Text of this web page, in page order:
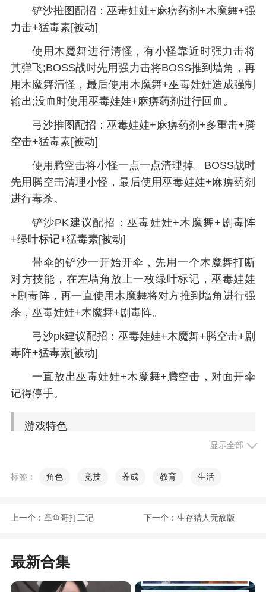
铲沙推图配招：巫毒娃娃+麻痹药剂+木魔舞+强
力击+猛毒素[被动]
使用木魔舞进行清怪，有小怪靠近时强力击将
其弹飞;BOSS战时先用强力击将BOSS推到墙角，再
用木魔舞清怪，最后使用木魔舞+巫毒娃娃造成强制
输出;没血时使用巫毒娃娃+麻痹药剂进行回血。
弓沙推图配招：巫毒娃娃+麻痹药剂+多重击+腾
空击+猛毒素[被动]
使用腾空击将小怪一点一点清理掉。BOSS战时
先用腾空击清理小怪，最后使用巫毒娃娃+麻痹药剂
进行毒杀。
铲沙PK建议配招：巫毒娃娃+木魔舞+剧毒阵
+绿叶标记+猛毒素[被动]
带伞的铲沙一开始开伞，先用一个木魔舞打断
对方技能，在左墙角放上一枚绿叶标记，巫毒娃娃
+剧毒阵，再一直使用木魔舞将对方推到墙角进行强
杀，巫毒娃娃+木魔舞+剧毒阵。
弓沙pk建议配招：巫毒娃娃+木魔舞+腾空击+剧
毒阵+猛毒素[被动]
一直放出巫毒娃娃+木魔舞+腾空击，对面开伞
记得停手。
游戏特色
充满趣味与挑战
好友，组建公会
4、自由搭配角色技能，合理释放连招来击杀
BOSS
显示全部
标签： 角色 竞技 养成 教育 生活
上一个： 章鱼哥打工记 下一个： 生存猎人无敌版
最新合集